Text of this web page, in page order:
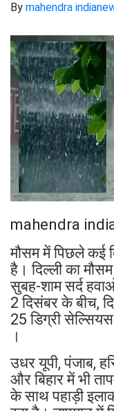
By mahendra
mahendra
मौसम में पिछले कई
है। दिल्ली का
सुबह-शाम सर्द
2 दिसंबर के बीच,
25 डिग्री
।
उधर यूपी, पंजाब,
और बिहार में भी
के साथ पहाड़ी